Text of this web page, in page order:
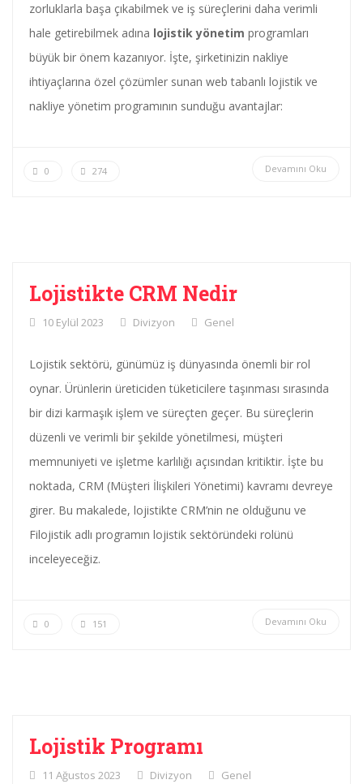
zorluklarla başa çıkabilmek ve iş süreçlerini daha verimli
hale getirebilmek adına lojistik yönetim programları
büyük bir önem kazanıyor. İşte, şirketinizin nakliye
ihtiyaçlarına özel çözümler sunan web tabanlı lojistik ve
nakliye yönetim programının sunduğu avantajlar:
Devamını Oku
0 274
Lojistikte CRM Nedir
10 Eylül 2023 Divizyon Genel
Lojistik sektörü, günümüz iş dünyasında önemli bir rol
oynar. Ürünlerin üreticiden tüketicilere taşınması sırasında
bir dizi karmaşık işlem ve süreçten geçer. Bu süreçlerin
düzenli ve verimli bir şekilde yönetilmesi, müşteri
memnuniyeti ve işletme karlılığı açısından kritiktir. İşte bu
noktada, CRM (Müşteri İlişkileri Yönetimi) kavramı devreye
girer. Bu makalede, lojistikte CRM’nin ne olduğunu ve
Filojistik adlı programın lojistik sektöründeki rolünü
inceleyeceğiz.
Devamını Oku
0 151
Lojistik Programı
11 Ağustos 2023 Divizyon Genel